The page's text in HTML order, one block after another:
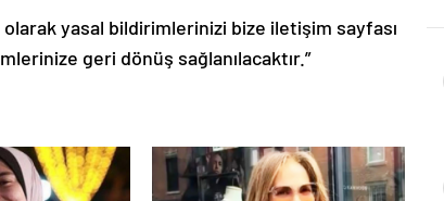
yasal bildirimlerinizi bize iletişim sayfası
geri dönüş sağlanılacaktır.”